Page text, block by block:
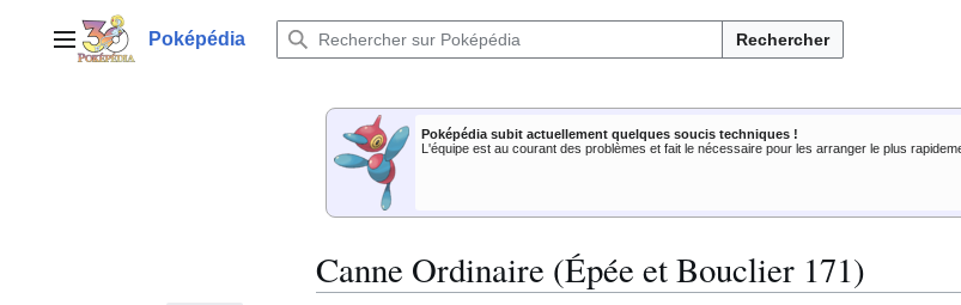
contenuMenu principalPoképédia Rechercher
Poképédia subit actuellement quelques soucis techniques !
L'équipe est au courant des problèmes et fait le nécessaire pour les arranger le plus
Canne Ordinaire (Épée et Bouclier 171)